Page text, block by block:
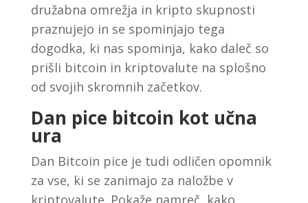
družabna omrežja in kripto skupnosti
praznujejo in se spominjajo tega
dogodka, ki nas spominja, kako daleč so
prišli bitcoin in kriptovalute na splošno
od svojih skromnih začetkov.
Dan pice bitcoin kot učna
ura
Dan Bitcoin pice je tudi odličen opomnik
za vse, ki se zanimajo za naložbe v
kriptovalute. Pokaže namreč, kako